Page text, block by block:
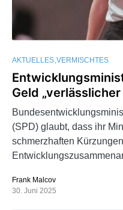
AKTUELLES VERMISCHTES
Geld
(SPD) glaubt, dass ihr
schmerzhaften
Frank Malcov
30. Juni 2025